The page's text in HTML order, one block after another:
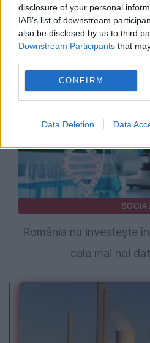
disclosure of your personal
IAB’s list of downstream
also be disclosed by us to third
Downstream Participants that
CONFIRM
Data Deletion Data
De ce au românii o
printre cele mai mari
România nu investește
cele mai noi